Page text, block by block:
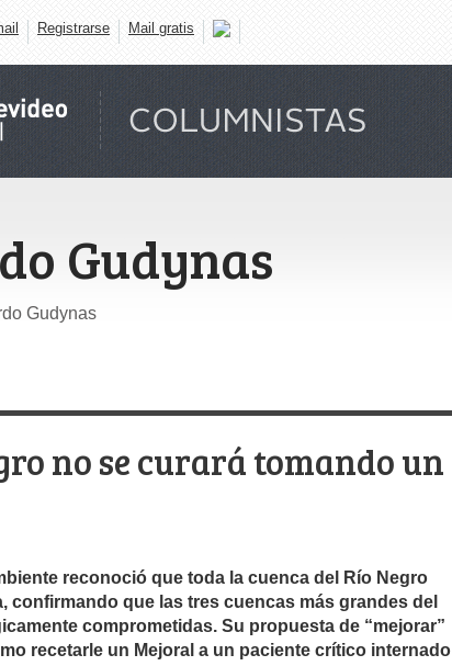
Registrarse Mail gratis
Gudynas
Gudynas
no se curará tomando un
reconoció que toda la cuenca del Río Negro
confirmando que las tres cuencas más grandes del
comprometidas. Su propuesta de “mejorar”
recetarle un Mejoral a un paciente crítico internado